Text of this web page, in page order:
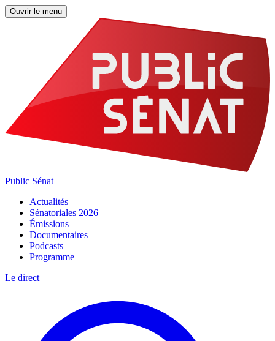
Ouvrir le menu
Public Sénat
Actualités
Sénatoriales 2026
Émissions
Documentaires
Podcasts
Programme
Le direct